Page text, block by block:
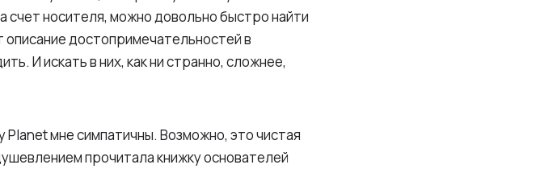
носителя, можно довольно быстро найти
достопримечательностей в
И искать в них, как ни странно, сложнее,
мне симпатичны. Возможно, это чистая
прочитала книжку основателей